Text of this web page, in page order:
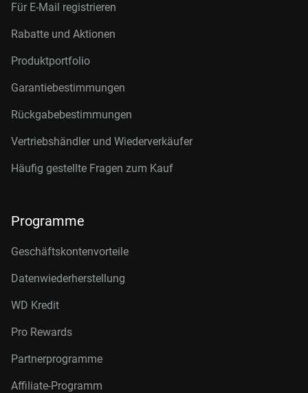
Für E-Mail registrieren
Rabatte und Aktionen
Produktportfolio
Garantiebestimmungen
Rückgabebestimmungen
Vertriebshändler und Wiederverkäufer
Häufig gestellte Fragen zum Kauf
Programme
Geschäftskontenvorteile
Datenwiederherstellung
WD Kredit
Pro Rewards
Partnerprogramme
Affiliate-Programm